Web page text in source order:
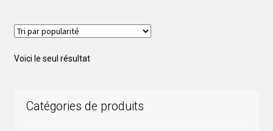
Voici le seul résultat
Catégories de produits